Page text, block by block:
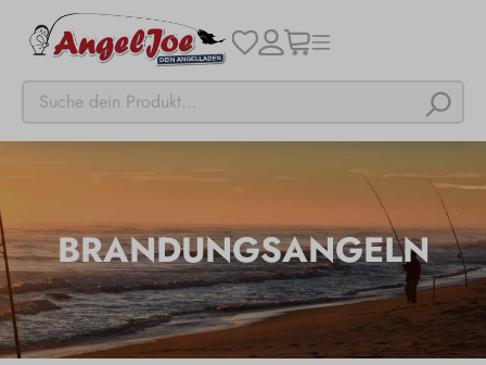
BRANDUNGSANGELN